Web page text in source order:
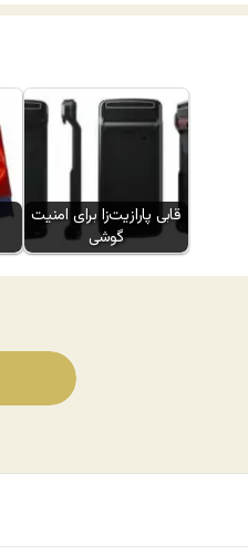
قابی پارازیت‌زا برای امنیت
گوشی